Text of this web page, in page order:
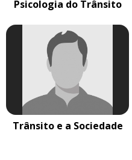
Psicologia do Trânsito
Trânsito e a Sociedade